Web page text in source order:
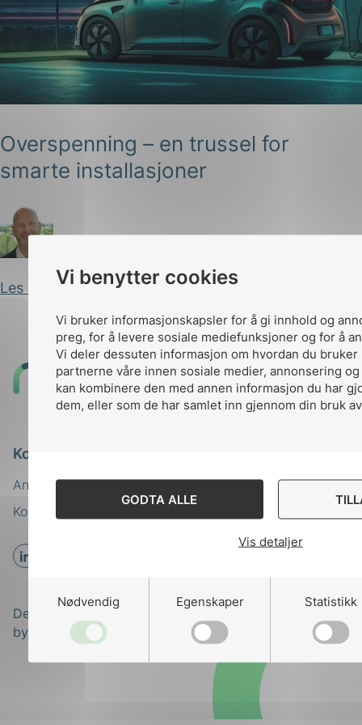
Vi benytter cookies
Vi bruker informasjonskapsler for å gi innhold og
preg, for å levere sosiale mediefunksjoner og for å
Vi deler dessuten informasjon om hvordan du
partnerne våre innen sosiale medier, annonsering
kan kombinere den med annen informasjon du har
dem, eller som de har samlet inn gjennom din bruk
GODTA ALLE
Vis detaljer
Nødvendig Egenskaper Statistikk
Overspenning – en trussel for
smarte installasjoner
Les innlegg
Kontakt oss
Ansatte
Kontakt
Bruk av Cookies
Designed and developed
by
Stem Agency
Til
toppen